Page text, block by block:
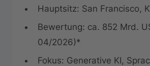
Hauptsitz: San Francisco,
Bewertung: ca. 852 Mrd.
04/2026)*
Fokus: Generative KI,